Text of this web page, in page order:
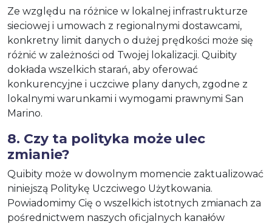
Ze względu na różnice w lokalnej infrastrukturze
sieciowej i umowach z regionalnymi dostawcami,
konkretny limit danych o dużej prędkości może się
różnić w zależności od Twojej lokalizacji. Quibity
dokłada wszelkich starań, aby oferować
konkurencyjne i uczciwe plany danych, zgodne z
lokalnymi warunkami i wymogami prawnymi San
Marino.
8. Czy ta polityka może ulec
zmianie?
Quibity może w dowolnym momencie zaktualizować
niniejszą Politykę Uczciwego Użytkowania.
Powiadomimy Cię o wszelkich istotnych zmianach za
pośrednictwem naszych oficjalnych kanałów